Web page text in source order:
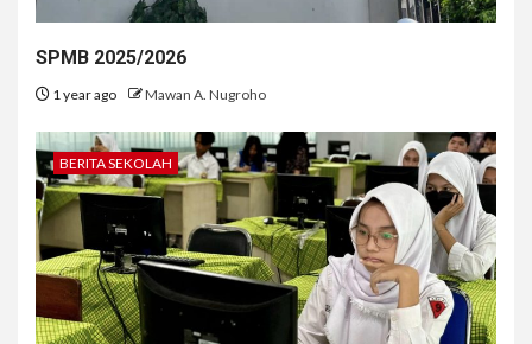
SPMB 2025/2026
1 year ago Mawan A. Nugroho
BERITA SEKOLAH